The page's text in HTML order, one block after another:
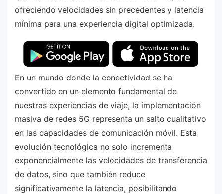
ofreciendo velocidades sin precedentes y latencia
mínima para una experiencia digital optimizada.
En un mundo donde la conectividad se ha
convertido en un elemento fundamental de
nuestras experiencias de viaje, la implementación
masiva de redes 5G representa un salto cualitativo
en las capacidades de comunicación móvil. Esta
evolución tecnológica no solo incrementa
exponencialmente las velocidades de transferencia
de datos, sino que también reduce
significativamente la latencia, posibilitando